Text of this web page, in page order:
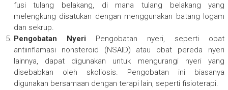
fusi tulang belakang, di mana tulang belakang yang
melengkung disatukan dengan menggunakan batang logam
dan sekrup.
Pengobatan Nyeri Pengobatan nyeri, seperti obat
antiinflamasi nonsteroid (NSAID) atau obat pereda nyeri
lainnya, dapat digunakan untuk mengurangi nyeri yang
disebabkan oleh skoliosis. Pengobatan ini biasanya
digunakan bersamaan dengan terapi lain, seperti fisioterapi.